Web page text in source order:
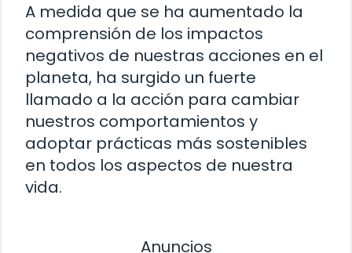
A medida que se ha aumentado la
comprensión de los impactos
negativos de nuestras acciones en el
planeta, ha surgido un fuerte
llamado a la acción para cambiar
nuestros comportamientos y
adoptar prácticas más sostenibles
en todos los aspectos de nuestra
vida.
Anuncios